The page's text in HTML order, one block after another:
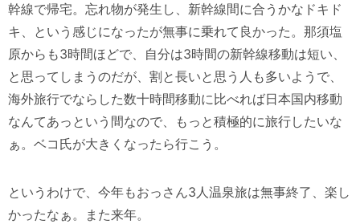
幹線で帰宅。忘れ物が発生し、新幹線間に合うかなドキド
キ、という感じになったが無事に乗れて良かった。那須塩
原からも3時間ほどで、自分は3時間の新幹線移動は短い、
と思ってしまうのだが、割と長いと思う人も多いようで、
海外旅行でならした数十時間移動に比べれば日本国内移動
なんてあっという間なので、もっと積極的に旅行したいな
ぁ。ベコ氏が大きくなったら行こう。
というわけで、今年もおっさん3人温泉旅は無事終了、楽し
かったなぁ。また来年。